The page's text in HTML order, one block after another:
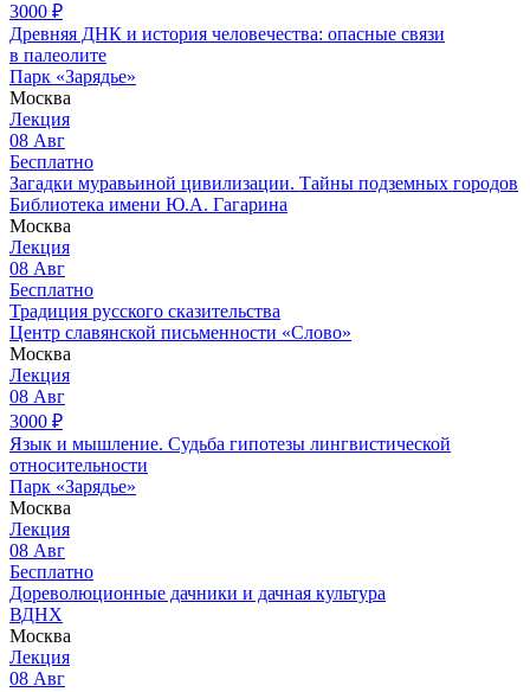
3000 ₽
Древняя ДНК и история человечества: опасные связи
в палеолите
Парк «Зарядье»
Москва
Лекция
08 Авг
Бесплатно
Загадки муравьиной цивилизации. Тайны подземных городов
Библиотека имени Ю.А. Гагарина
Москва
Лекция
08 Авг
Бесплатно
Традиция русского сказительства
Центр славянской письменности «Слово»
Москва
Лекция
08 Авг
3000 ₽
Язык и мышление. Судьба гипотезы лингвистической
относительности
Парк «Зарядье»
Москва
Лекция
08 Авг
Бесплатно
Дореволюционные дачники и дачная культура
ВДНХ
Москва
Лекция
08 Авг